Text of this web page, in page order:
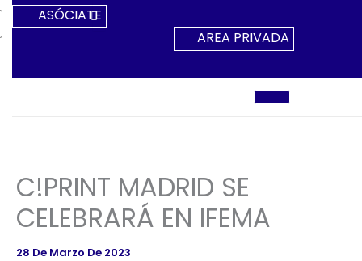
Ir
Al
ASÓCIATE
AREA PRIVADA
C!PRINT MADRID SE
CELEBRARÁ EN IFEMA
28 De Marzo De 2023